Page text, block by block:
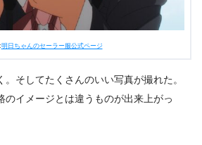
明日ちゃんのセーラー服公式ページ
。そしてたくさんのいい写真が撮れた。
のイメージとは違うものが出来上がっ